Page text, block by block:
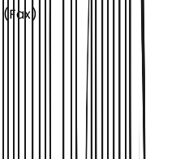
(Fax)